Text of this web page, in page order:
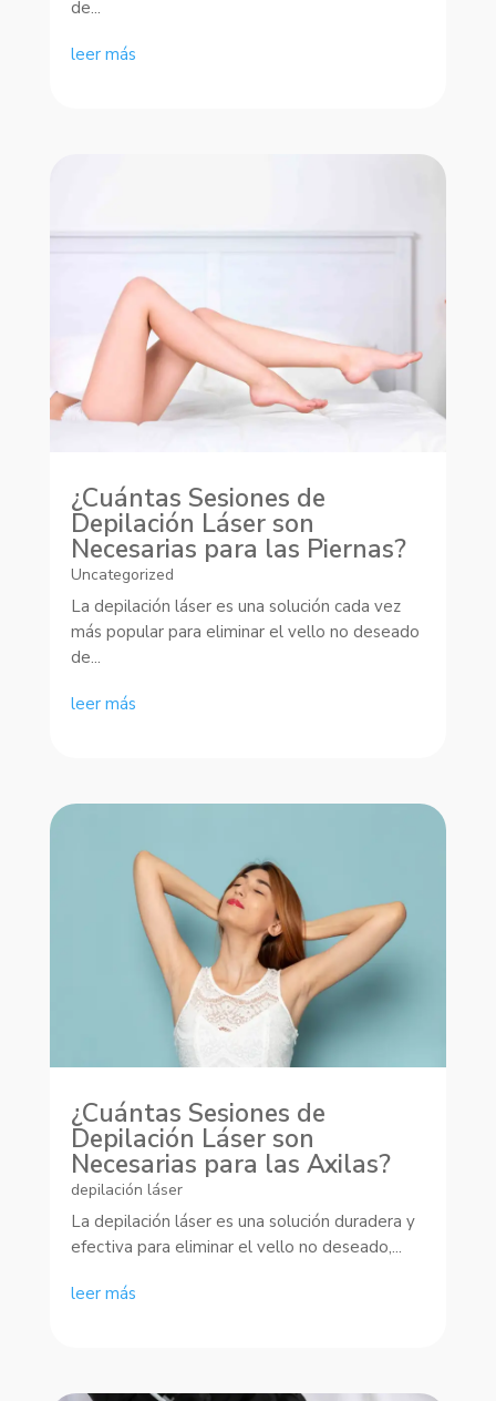
de...
leer más
¿Cuántas Sesiones de
Depilación Láser son
Necesarias para las Piernas?
Uncategorized
La depilación láser es una solución cada vez
más popular para eliminar el vello no deseado
de...
leer más
¿Cuántas Sesiones de
Depilación Láser son
Necesarias para las Axilas?
depilación láser
La depilación láser es una solución duradera y
efectiva para eliminar el vello no deseado,...
leer más